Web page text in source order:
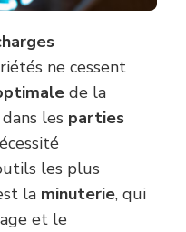
ne cessent
de la
les parties
les plus
la minuterie, qui
et le